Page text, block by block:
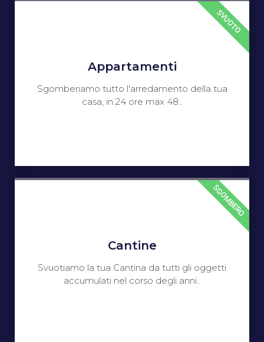
Appartamenti
Sgomberiamo tutto l'arredamento della tua
casa, in 24 ore max 48..
SVUOTO
Cantine
Svuotiamo la tua Cantina da tutti gli oggetti
accumulati nel corso degli anni..
SGOMBERO